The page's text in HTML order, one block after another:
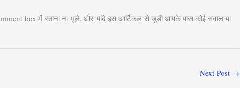
box में बताना ना भूले, और यदि इस आर्टिकल से जुडी आपके पास कोई सवाल या
Next Post →